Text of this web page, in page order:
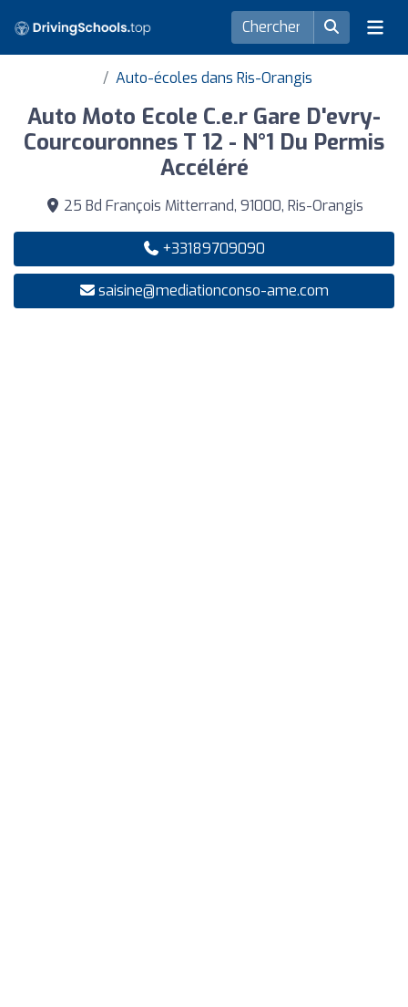
Auto-écoles dans Ris-Orangis
Auto Moto Ecole C.e.r Gare D'evry-
Courcouronnes T 12 - N°1 Du Permis
Accéléré
25 Bd François Mitterrand, 91000, Ris-Orangis
+33189709090
saisine@mediationconso-ame.com